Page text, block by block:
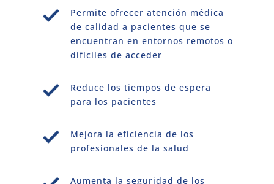
Permite ofrecer atención médica
de calidad a pacientes que se
encuentran en entornos remotos o
difíciles de acceder
Reduce los tiempos de espera
para los pacientes
Mejora la eficiencia de los
profesionales de la salud
Aumenta la seguridad de los